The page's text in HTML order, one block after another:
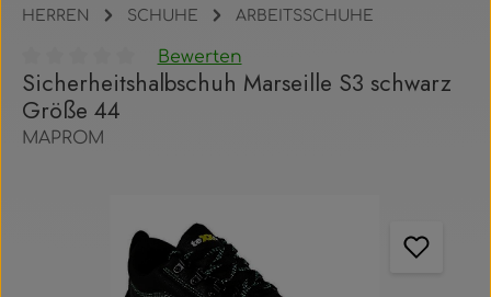
HERREN SCHUHE ARBEITSSCHUHE
Durchschnittliche Bewertung von 0 von 5 Sternen
Bewerten
Sicherheitshalbschuh Marseille S3 schwarz
Größe 44
MAPROM